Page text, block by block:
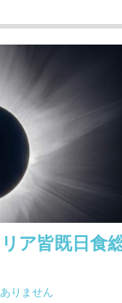
ア皆既日食
りません